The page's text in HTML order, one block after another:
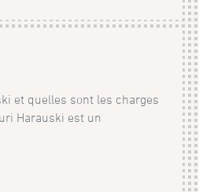
et quelles sont les charges
Harauski est un